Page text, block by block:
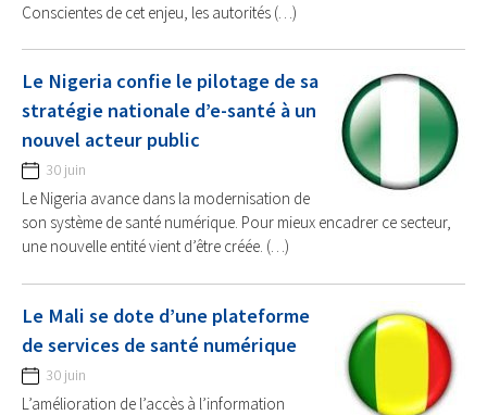
Conscientes de cet enjeu, les autorités (…)
Le Nigeria confie le pilotage de sa
stratégie nationale d’e-santé à un
nouvel acteur public
30 juin
Le Nigeria avance dans la modernisation de
son système de santé numérique. Pour mieux encadrer ce secteur,
une nouvelle entité vient d’être créée. (…)
Le Mali se dote d’une plateforme
de services de santé numérique
30 juin
L’amélioration de l’accès à l’information